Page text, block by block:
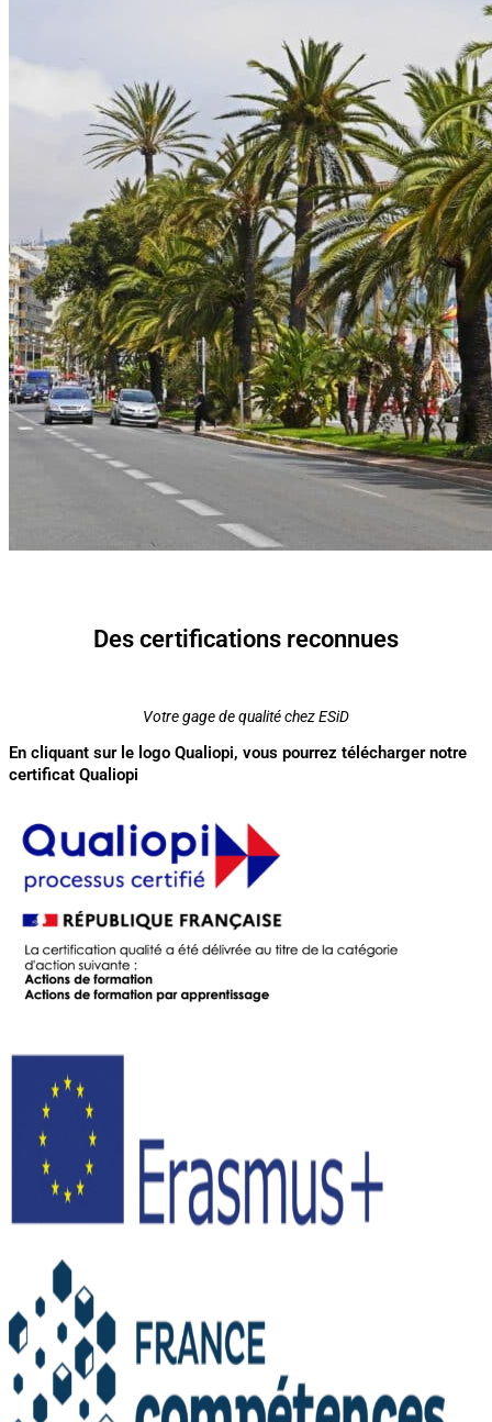
Des certifications reconnues
Votre gage de qualité chez ESiD
En cliquant sur le logo Qualiopi, vous pourrez télécharger notre
certificat Qualiopi